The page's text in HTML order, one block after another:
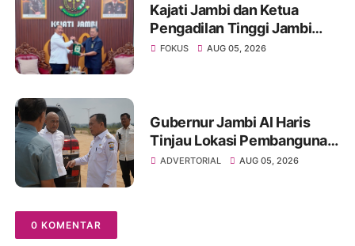
Kajati Jambi dan Ketua
Pengadilan Tinggi Jambi
Berkomitmen Perkuat
FOKUS AUG 05, 2026
Gubernur Jambi Al Haris
Tinjau Lokasi Pembangunan
Sekolah Rakyat dan Lokasi
ADVERTORIAL AUG 05, 2026
0 KOMENTAR